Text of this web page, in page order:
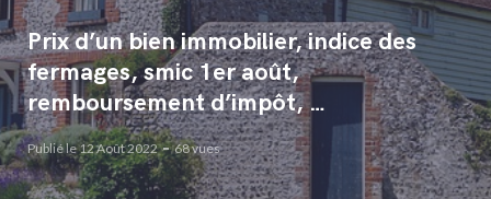
Prix d’un bien immobilier, indice des
fermages, smic 1er août,
remboursement d’impôt, …
Publié le 12 Août 2022 68 vues